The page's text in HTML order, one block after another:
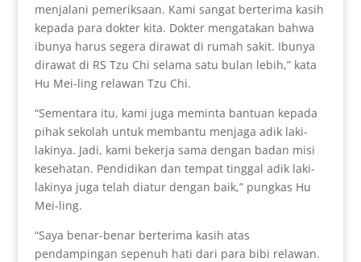
menjalani pemeriksaan. Kami sangat berterima kasih
kepada para dokter kita. Dokter mengatakan bahwa
ibunya harus segera dirawat di rumah sakit. Ibunya
dirawat di RS Tzu Chi selama satu bulan lebih,” kata
Hu Mei-ling relawan Tzu Chi.
“Sementara itu, kami juga meminta bantuan kepada
pihak sekolah untuk membantu menjaga adik laki-
lakinya. Jadi, kami bekerja sama dengan badan misi
kesehatan. Pendidikan dan tempat tinggal adik laki-
lakinya juga telah diatur dengan baik,” pungkas Hu
Mei-ling.
“Saya benar-benar berterima kasih atas
pendampingan sepenuh hati dari para bibi relawan.